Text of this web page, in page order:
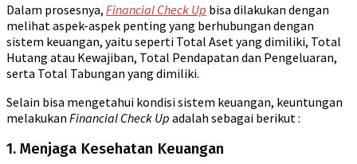
Dalam prosesnya, Financial Check Up bisa dilakukan dengan
melihat aspek-aspek penting yang berhubungan dengan
sistem keuangan, yaitu seperti Total Aset yang dimiliki, Total
Hutang atau Kewajiban, Total Pendapatan dan Pengeluaran,
serta Total Tabungan yang dimiliki.
Selain bisa mengetahui kondisi sistem keuangan, keuntungan
melakukan Financial Check Up adalah sebagai berikut :
1. Menjaga Kesehatan Keuangan